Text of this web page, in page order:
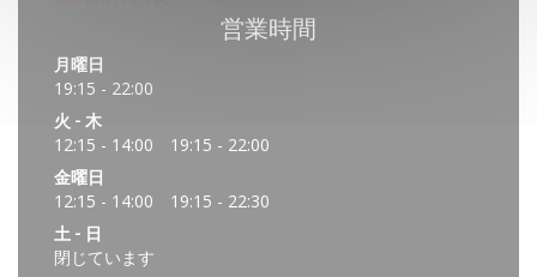
営業時間
月曜日
19:15 - 22:00
火 - 木
12:15 - 14:00
19:15 - 22:00
金曜日
12:15 - 14:00
19:15 - 22:30
土 - 日
閉じています